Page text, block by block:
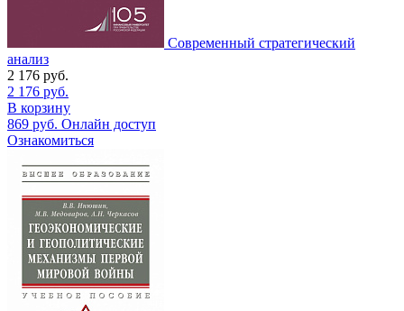
Современный стратегический
анализ
2 176 руб.
2 176 руб.
В корзину
869 руб. Онлайн доступ
Ознакомиться